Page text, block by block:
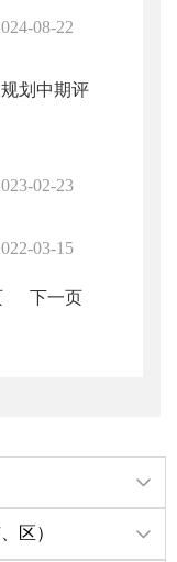
08-22
划中期评
02-23
03-15
下一页
区）